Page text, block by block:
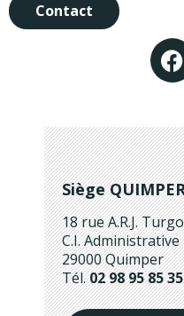
Contact
Siège
18 rue A.R.J.
C.I.
29000 Quimper
Tél.02 98 95 85 35